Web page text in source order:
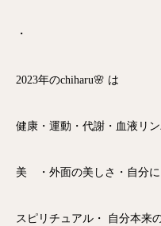
・
2023年のchiharu🌸 は
健康・運動・代謝・血液リ
美 ・外面の美しさ・自分に
スピリチュアル・ 自分本来